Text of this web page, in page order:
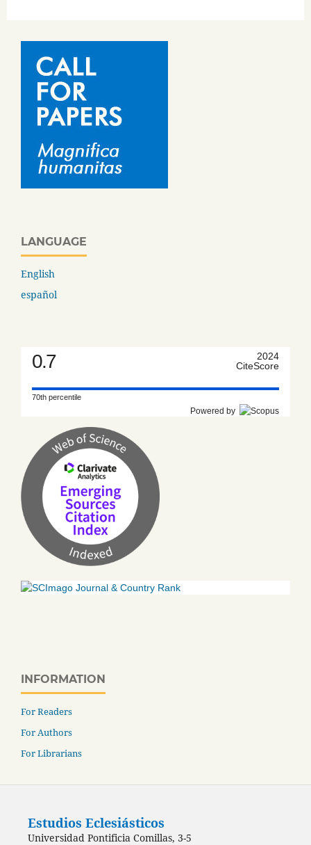
LANGUAGE
English
español
0.7
2024
CiteScore
70th percentile
Powered by
INFORMATION
For Readers
For Authors
For Librarians
Estudios Eclesiásticos
Universidad Pontificia Comillas, 3-5